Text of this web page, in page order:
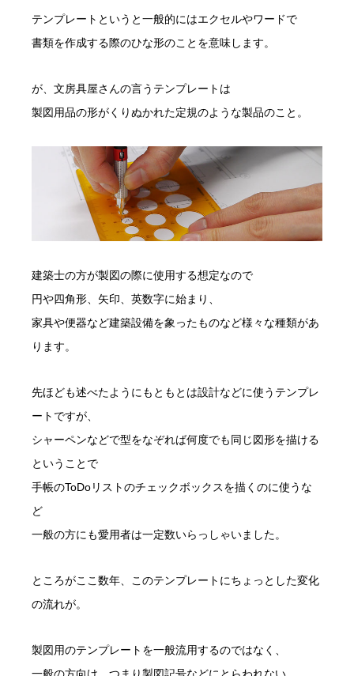
テンプレートというと一般的にはエクセルやワードで
書類を作成する際のひな形のことを意味します。
が、文房具屋さんの言うテンプレートは
製図用品の形がくりぬかれた定規のような製品のこと。
建築士の方が製図の際に使用する想定なので
円や四角形、矢印、英数字に始まり、
家具や便器など建築設備を象ったものなど様々な種類があ
ります。
先ほども述べたようにもともとは設計などに使うテンプレ
ートですが、
シャーペンなどで型をなぞれば何度でも同じ図形を描ける
ということで
手帳のToDoリストのチェックボックスを描くのに使うな
ど
一般の方にも愛用者は一定数いらっしゃいました。
ところがここ数年、このテンプレートにちょっとした変化
の流れが。
製図用のテンプレートを一般流用するのではなく、